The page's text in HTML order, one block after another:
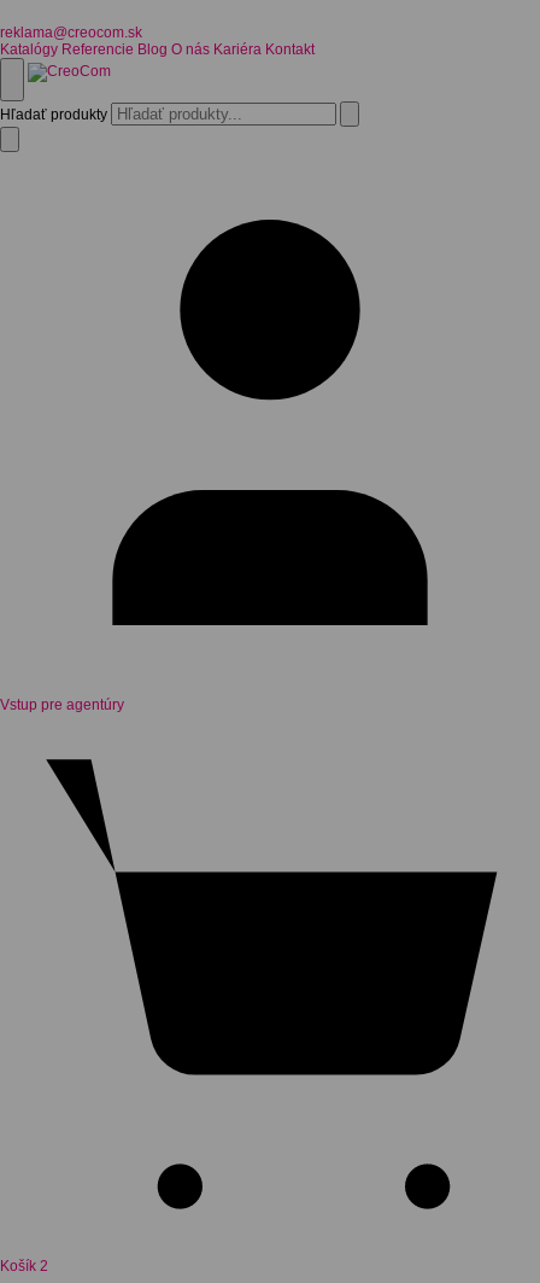
reklama@creocom.sk
Katalógy Referencie Blog O nás Kariéra Kontakt
Hľadať produkty
Vstup pre agentúry
Košík 2